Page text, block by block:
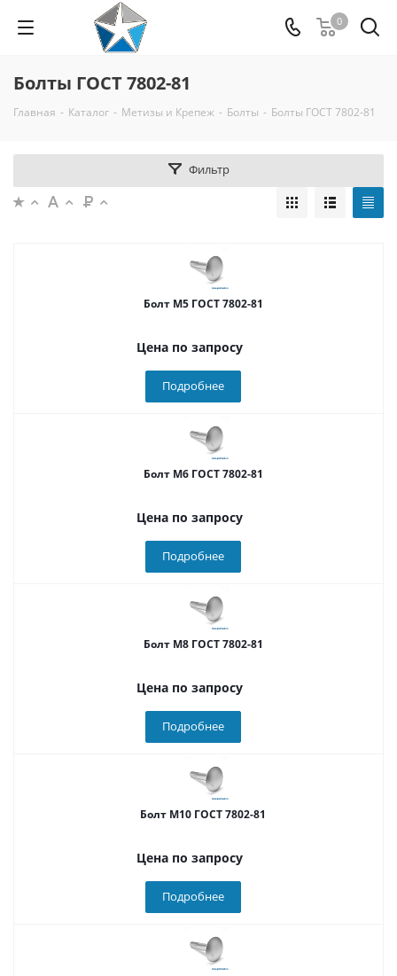
0
Болты ГОСТ 7802-81
Главная - Каталог - Метизы и Крепеж - Болты - Болты ГОСТ 7802-81
Фильтр
Болт М5 ГОСТ 7802-81
Цена по запросу
Подробнее
Болт М6 ГОСТ 7802-81
Цена по запросу
Подробнее
Болт М8 ГОСТ 7802-81
Цена по запросу
Подробнее
Болт М10 ГОСТ 7802-81
Цена по запросу
Подробнее